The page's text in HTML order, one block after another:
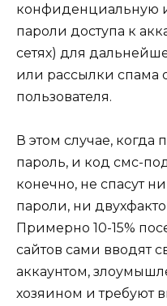
конфиденциальную
пароли доступа к
сетях) для
или рассылки спама
пользователя.
В этом случае, когда
пароль, и код смс-
конечно, не спасут
пароли, ни
Примерно 10-15%
сайтов сами вводят
аккаунтом,
хозяином и требуют